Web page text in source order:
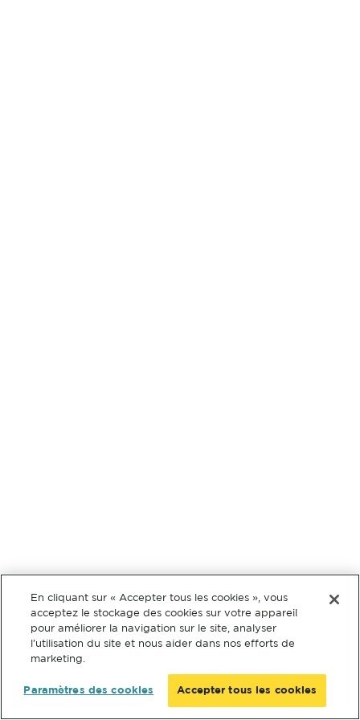
En cliquant sur « Accepter tous les cookies », vous
acceptez le stockage des cookies sur votre appareil
pour améliorer la navigation sur le site, analyser
l’utilisation du site et nous aider dans nos efforts de
marketing.
Paramètres des cookies Accepter tous les cookies